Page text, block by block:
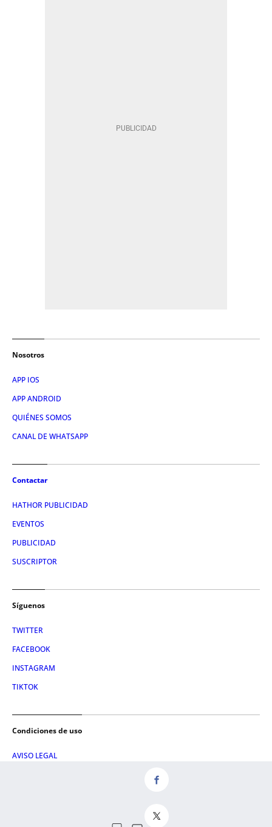
Nosotros
APP IOS
APP ANDROID
QUIÉNES SOMOS
CANAL DE WHATSAPP
Contactar
HATHOR PUBLICIDAD
EVENTOS
PUBLICIDAD
SUSCRIPTOR
Síguenos
TWITTER
FACEBOOK
INSTAGRAM
TIKTOK
Condiciones de uso
AVISO LEGAL